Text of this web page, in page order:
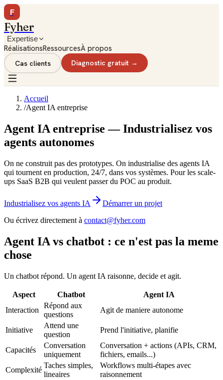
F
Fyher
Expertise
RéalisationsRessourcesÀ propos
Cas clients Diagnostic gratuit →
Accueil
/Agent IA entreprise
Agent IA entreprise — Industrialisez vos
agents autonomes
On ne construit pas des prototypes. On industrialise des agents IA
qui tournent en production, 24/7, dans vos systèmes. Pour les scale-
ups SaaS B2B qui veulent passer du POC au produit.
Industrialisez vos agents IA
Démarrer un projet
Ou écrivez directement à contact@fyher.com
Agent IA vs chatbot : ce n'est pas la meme
chose
Un chatbot répond. Un agent IA raisonne, decide et agit.
Aspect Chatbot
Agent IA
Interaction
Répond aux
questions
Agit de maniere autonome
Initiative
Attend une
question
Prend l'initiative, planifie
Capacités
Conversation
uniquement
Conversation + actions (APIs, CRM,
fichiers, emails...)
Complexité
Taches simples,
lineaires
Workflows multi-étapes avec
raisonnement